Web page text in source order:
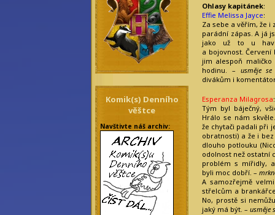
Komik(s) Denního
věštce
Navštivte náš archiv:
Ohlasy kapitánek:
Effie Melissa Jayce:
Za sebe a věřím, že
parádní zápas. A já
jako už to u
a bojovnost.
jim alespoň
hodinu. – usměje se
divákům i
Esperanza Milagrosa:
Tým byl báječný,
Hrálo se nám
že chytači padali při
obratnosti) a že i
dlouho potlouku
odolnost než ostatní
problém s mířidly,
byli moc dobří. –
A samozřejmě
střelcům a
No, prostě si
jaký má být. – usměje